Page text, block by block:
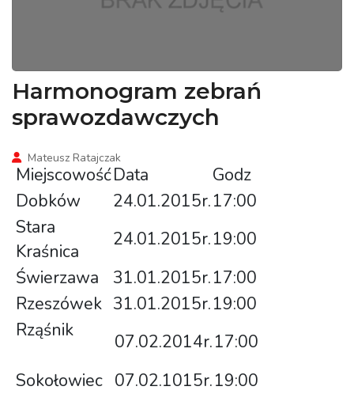
Harmonogram zebrań
sprawozdawczych
Mateusz Ratajczak
MiejscowośćData
Godz
Dobków
24.01.2015r.17:00
Stara
Kraśnica
24.01.2015r.19:00
Świerzawa
31.01.2015r.17:00
Rzeszówek 31.01.2015r.19:00
Rząśnik
07.02.2014r.17:00
Sokołowiec 07.02.1015r.19:00